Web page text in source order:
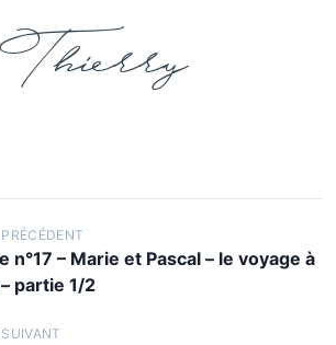
Thierry
n°17 – Marie et Pascal – le voyage à
partie 1/2